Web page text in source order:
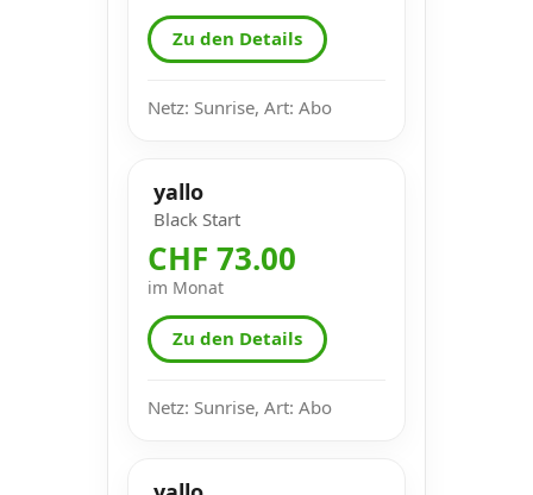
Zu den Details
Netz: Sunrise, Art: Abo
yallo
Black Start
CHF 73.00
im Monat
Zu den Details
Netz: Sunrise, Art: Abo